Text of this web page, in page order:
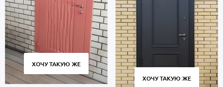
ХОЧУ ТАКУЮ ЖЕ
ХОЧУ ТАКУЮ ЖЕ